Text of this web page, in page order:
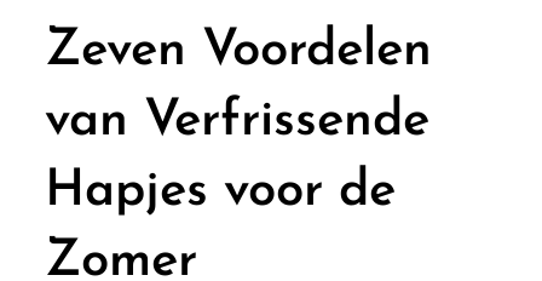
Zeven Voordelen
van Verfrissende
Hapjes voor de
Zomer